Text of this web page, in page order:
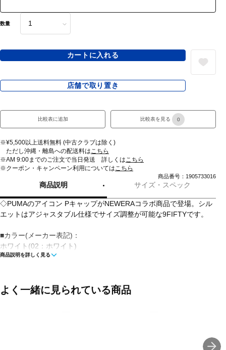
数量
カートに入れる
店舗で取り置き
比較表に追加 比較表を見る 0
※¥5,500以上送料無料 (中古クラブは除く)
ただし沖縄・離島への配送料はこちら
※AM 9:00までのご注文で当日発送 詳しくはこちら
※クーポン・キャンペーン利用についてはこちら
商品番号：1905733016
商品説明 サイズ・スペック
◇PUMAのアイコン PキャップがNEWERAコラボ商品で登場。シル
エットはアジャスタブル仕様でサイズ調整が可能な9FIFTYです。
■カラー(メーカー表記)：
ホワイト(02：ホワイト)
ブラック(01：ブラック)
商品説明を詳しく見る
よく一緒に見られている商品